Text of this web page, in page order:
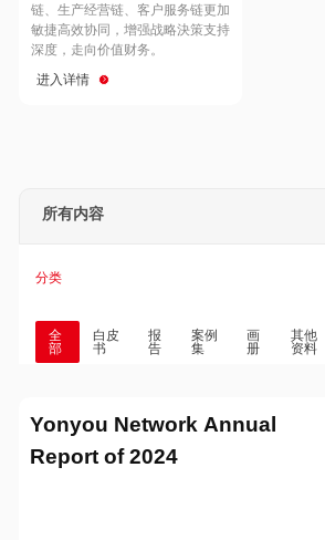
Hong Kong
链、生产经营链、客户服务链更加
敏捷高效协同，增强战略決策支持
深度，走向价值财务。
进入详情
所有内容
分类
全
部
白皮
书
报
告
案例
集
画
册
其他
资料
Yonyou Network Annual
Report of 2024